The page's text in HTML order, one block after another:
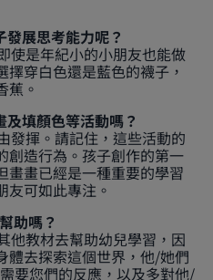
展思考能力呢？
使是年紀小的小朋友也能做
穿白色還是藍色的襪子，
蕉。
填顏色等活動嗎？
發揮。請記住，這些活動的
創造行為。孩子創作的第一
畫畫已經是一種重要的學習
友可如此專注。
助嗎？
他教材去幫助幼兒學習，因
體去探索這個世界，他/她們
要您們的反應，以及多對他/